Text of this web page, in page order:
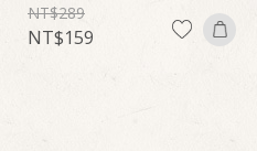
289
159